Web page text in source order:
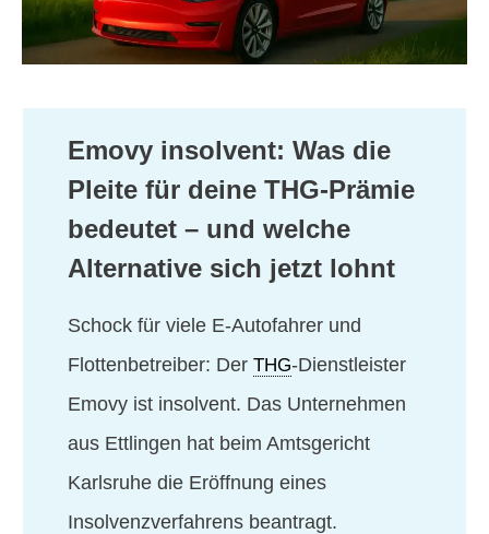
Emovy insolvent: Was die
Pleite für deine THG-Prämie
bedeutet – und welche
Alternative sich jetzt lohnt
Schock für viele E-Autofahrer und
Flottenbetreiber: Der THG-Dienstleister
Emovy ist insolvent. Das Unternehmen
aus Ettlingen hat beim Amtsgericht
Karlsruhe die Eröffnung eines
Insolvenzverfahrens beantragt.